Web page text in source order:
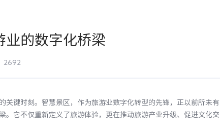
的数字化桥梁
2692
关键时刻。智慧景区，作为旅游业数字化转型的先锋，正以前所未有
。它不仅重新定义了旅游体验，更在推动旅游产业升级、促进文化交